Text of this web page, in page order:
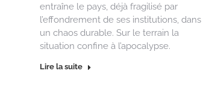
entraîne le pays, déjà fragilisé par
l’effondrement de ses institutions, dans
un chaos durable. Sur le terrain la
situation confine à l’apocalypse.
Lire la suite